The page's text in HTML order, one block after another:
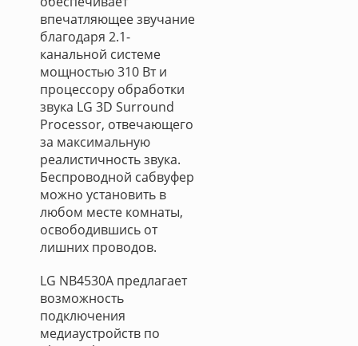
впечатляющее звучание
благодаря 2.1-
канальной системе
мощностью 310 Вт и
процессору обработки
звука LG 3D Surround
Processor, отвечающего
за максимальную
реалистичность звука.
Беспроводной сабвуфер
можно установить в
любом месте комнаты,
освободившись от
лишних проводов.
LG NB4530A предлагает
возможность
подключения
медиаустройств по